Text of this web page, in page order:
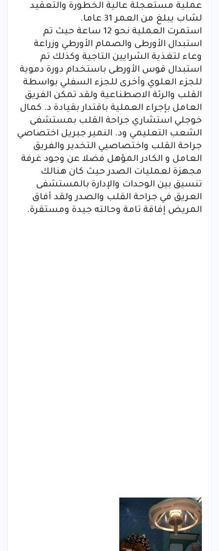
عملية مستعجلة عالية الخطورة والتعقيد
لشاب يبلغ من العمر 31 عاما.
استمرت العملية نحو 12 ساعة حيث تم
استبدال الأورطى والصمام الأورطي وزراعة
وعاء لتغذية الشرايين التاجية وكذلك تم
استبدال قوس الأورطى باستخدام دورة دموية
للجزء العلوي وأخرى للجزء السفلي بواسطة
القلب والرئة الاصطناعية ولقد تمكن الفريق
العامل بإجراء العملية باقتدار بقيادة د. كمال
خوجلي استشاري جراحة القلب بمستشفى
الشعب التعليمي ود. النمير جبريل اختصاصي
جراحة القلب واختصاصيي التخدير والفريق
العامل و الكادر المؤهل فضلا عن وجود غرفة
مجهزة لعمليات الصدر حيث كان هنالك
تنسيق بين الوحدات والإدارة بالمستشفى
العريق في جراحة القلب والصدر ولقد أفاق
المريض إفاقة تامة وحالته جيدة ومستقرة.